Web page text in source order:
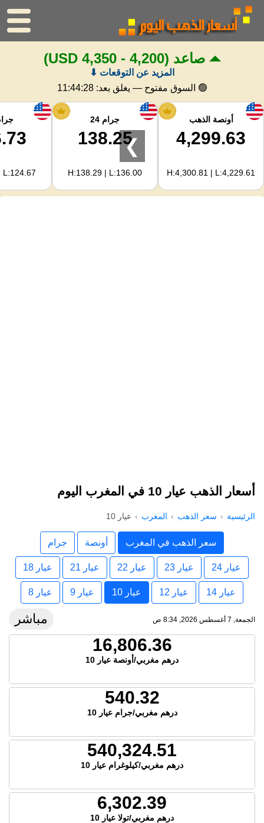
الرئيسية
سعر الذهب
اسعار الفضه
حاسبة الذهب
لمشرفي المواقع
صاعد (4,200 - 4,350 USD)
المزيد عن التوقعات ⬇
🟢 السوق مفتوح — يغلق بعد: 11:44:28
أونصة الذهب
4,299.63
H:4,300.81 | L:4,229.61
جرام 24
138.25
H:138.29 | L:136.00
L:124.67
❯
أسعار الذهب عيار 10 في المغرب اليوم
الرئيسية سعر الذهب المغرب عيار 10
سعر الذهب في المغرب أونصة جرام
عيار 24 عيار 23 عيار 22 عيار 21 عيار 18
عيار 14 عيار 12 عيار 10 عيار 9 عيار 8
الجمعة, 7 أغسطس 2026, 8:34 ص مباشر
16,806.36
درهم مغربي/أونصة عيار 10
540.32
درهم مغربي/جرام عيار 10
540,324.51
درهم مغربي/كيلوغرام عيار 10
6,302.39
درهم مغربي/تولا عيار 10